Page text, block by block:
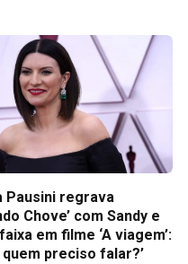
Pausini regrava
Chove’ com Sandy e
em filme ‘A viagem’:
quem preciso falar?’